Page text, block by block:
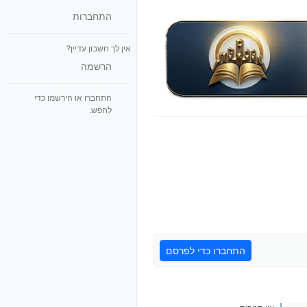
התחברו כדי לפרסם
התחברות
אין לך חשבון עדיין?
הרשמה
התחברו או הירשמו כדי
לחפש.